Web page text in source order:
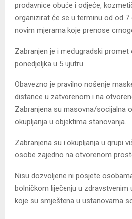
prodavnice obuće i odjeće,
organizirat će se u terminu od od 7
novim mjerama koje prenose
Zabranjen je i međugradski promet
ponedjeljka u 5 ujutru.
Obavezno je pravilno nošenje
distance u zatvorenom i na
Zabranjena su masovna/socijalna
okupljanja u objektima stanovanja.
Zabranjena su i okupljanja u grupi
osobe zajedno na otvorenom
Nisu dozvoljene ni posjete
bolničkom liječenju u
koje su smještena u ustanovama